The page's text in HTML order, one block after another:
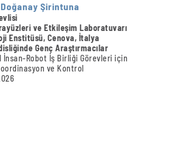
Şirintuna
ve Etkileşim Laboratuvarı
Enstitüsü, Cenova, İtalya
Genç Araştırmacılar
İnsan-Robot İş Birliği Görevleri için
ve Kontrol